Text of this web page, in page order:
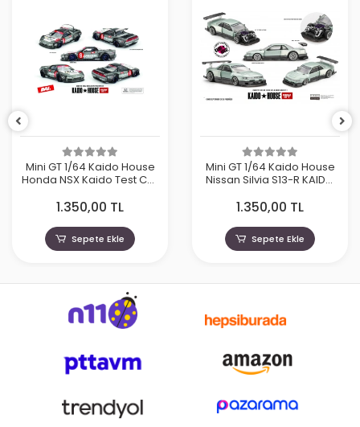
Mini GT 1/64 Kaido House
Honda NSX Kaido Test Car
1.350,00 TL
Sepete Ekle
Mini GT 1/64 Kaido House
Nissan Silvia S13-R KAIDO
1.350,00 TL
Sepete Ekle